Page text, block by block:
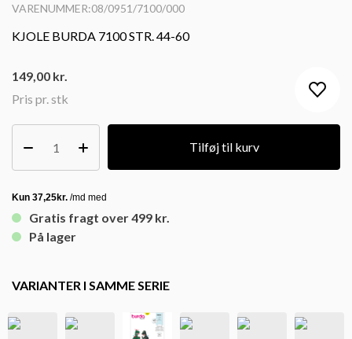
VARENUMMER:08/0951/7100/000
KJOLE BURDA 7100 STR. 44-60
Pris pr. stk
149,00 kr.
Tilføj til kurv
Gratis fragt over 499 kr.
På lager
VARIANTER I SAMME SERIE